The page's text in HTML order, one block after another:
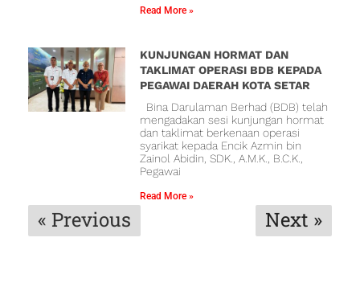
Read More »
KUNJUNGAN HORMAT DAN
TAKLIMAT OPERASI BDB KEPADA
PEGAWAI DAERAH KOTA SETAR
Bina Darulaman Berhad (BDB) telah
mengadakan sesi kunjungan hormat
dan taklimat berkenaan operasi
syarikat kepada Encik Azmin bin
Zainol Abidin, SDK., A.M.K., B.C.K.,
Pegawai
Read More »
« Previous Next »